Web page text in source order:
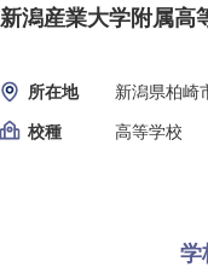
新潟産業大学附属高
所在地
新潟県柏崎
校種
高等学校
学